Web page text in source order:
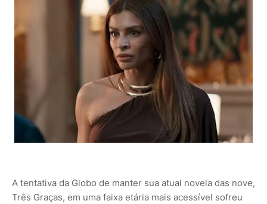
A tentativa da Globo de manter sua atual novela das nove,
Três Graças, em uma faixa etária mais acessível sofreu